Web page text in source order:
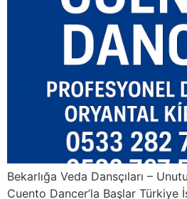
Bekarlığa Veda Dansçıları –
Cuento Dancer’la Başlar Türkiye